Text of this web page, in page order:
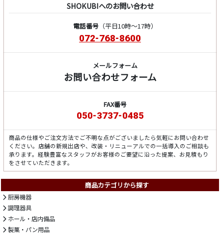
SHOKUBIへのお問い合わせ
電話番号（平日10時～17時）
072-768-8600
メールフォーム
お問い合わせフォーム
FAX番号
050-3737-0485
商品の仕様やご注文方法でご不明な点がございましたら気軽にお問い合わせ
ください。店舗の新規出店や、改装・リニューアルでの一括導入のご相談も
承ります。経験豊富なスタッフがお客様のご要望に沿った提案、お見積もり
をさせていただきます。
商品カテゴリから探す
厨房機器
調理器具
ホール・店内備品
製菓・パン用品